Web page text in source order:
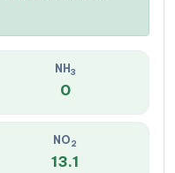
NH 3
0
NO2
13.1